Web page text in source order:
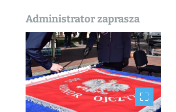
Administrator zaprasza